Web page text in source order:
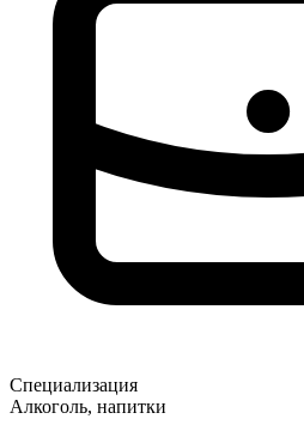
Специализация
Алкоголь, напитки